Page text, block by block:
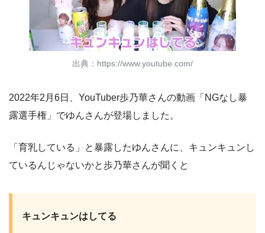
出典：https://www.youtube.com/
2022年2月6日、YouTuber歩乃華さんの動画「NGなし暴
露選手権」でゆんさんが登場しました。
「育乳している」と暴露したゆんさんに、キュンキュンし
ているんじゃないかと歩乃華さんが聞くと
キュンキュンはしてる